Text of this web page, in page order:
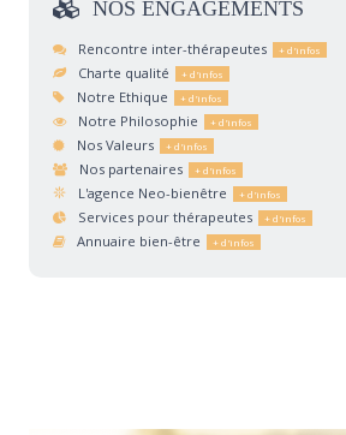
NOS ENGAGEMENTS
Rencontre inter-thérapeutes
Charte qualité
Notre Ethique
Notre Philosophie
Nos Valeurs
Nos partenaires
L'agence Neo-bienêtre
Services pour thérapeutes
Annuaire bien-être